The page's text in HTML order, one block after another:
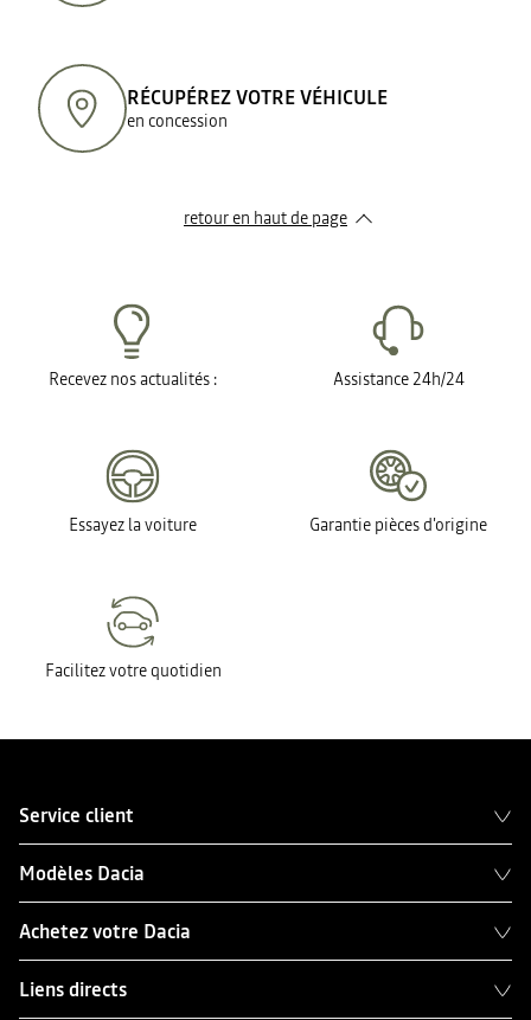
RÉCUPÉREZ VOTRE VÉHICULE
en concession
retour en haut de page​
Recevez nos actualités : Assistance 24h/24
Essayez la voiture Garantie pièces d'origine
Facilitez votre quotidien
Service client
Modèles Dacia
Achetez votre Dacia
Liens directs